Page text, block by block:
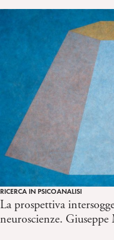
RICERCA IN PSICOANALISI
La prospettiva
neuroscienze. Giuseppe